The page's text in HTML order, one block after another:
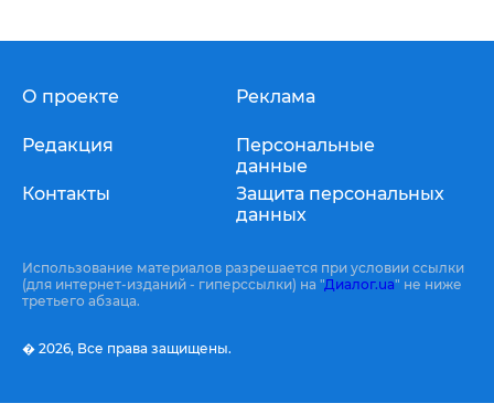
О проекте
Редакция
Контакты
Реклама
Персональные
данные
Защита персональных
данных
Использование материалов разрешается при условии ссылки
(для интернет-изданий - гиперссылки) на "Диалог.ua" не ниже
третьего абзаца.
� 2026, Все права защищены.